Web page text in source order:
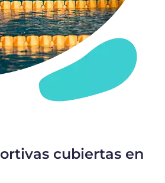
cubiertas en